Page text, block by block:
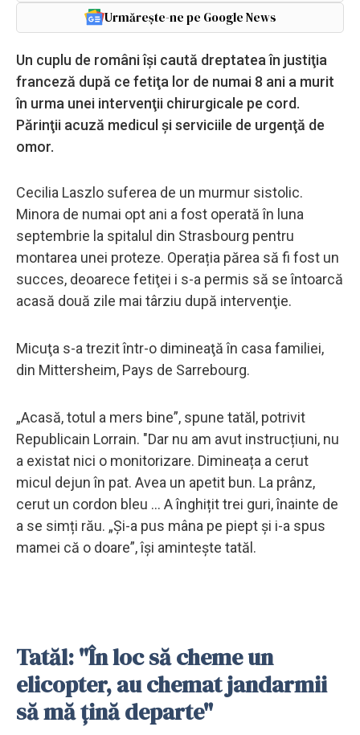
Urmărește-ne pe Google News
Un cuplu de români îşi caută dreptatea în justiţia
franceză după ce fetiţa lor de numai 8 ani a murit
în urma unei intervenţii chirurgicale pe cord.
Părinţii acuză medicul şi serviciile de urgenţă de
omor.
Cecilia Laszlo suferea de un murmur sistolic.
Minora de numai opt ani a fost operată în luna
septembrie la spitalul din Strasbourg pentru
montarea unei proteze. Operația părea să fi fost un
succes, deoarece fetiţei i s-a permis să se întoarcă
acasă două zile mai târziu după intervenţie.
Micuţa s-a trezit într-o dimineaţă în casa familiei,
din Mittersheim, Pays de Sarrebourg.
„Acasă, totul a mers bine”, spune tatăl, potrivit
Republicain Lorrain. "Dar nu am avut instrucțiuni, nu
a existat nici o monitorizare. Dimineața a cerut
micul dejun în pat. Avea un apetit bun. La prânz,
cerut un cordon bleu ... A înghițit trei guri, înainte de
a se simți rău. „Și-a pus mâna pe piept și i-a spus
mamei că o doare”, își amintește tatăl.
Tatăl: "În loc să cheme un
elicopter, au chemat jandarmii
să mă ţină departe"